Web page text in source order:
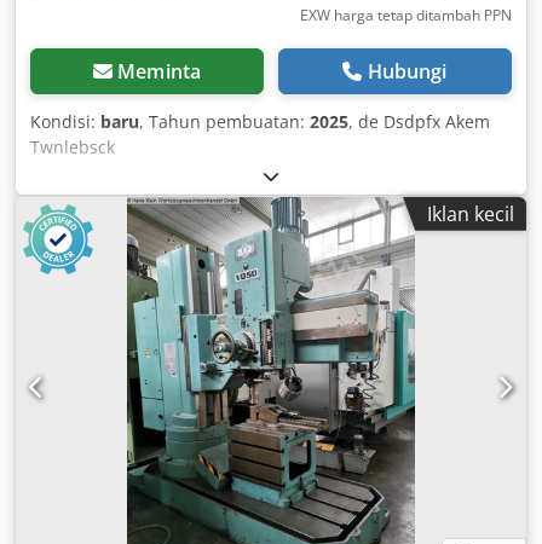
EXW harga tetap ditambah PPN
Meminta Hubungi
Kondisi: baru, Tahun pembuatan: 2025, de Dsdpfx Akem
Twnlebsck
Iklan kecil